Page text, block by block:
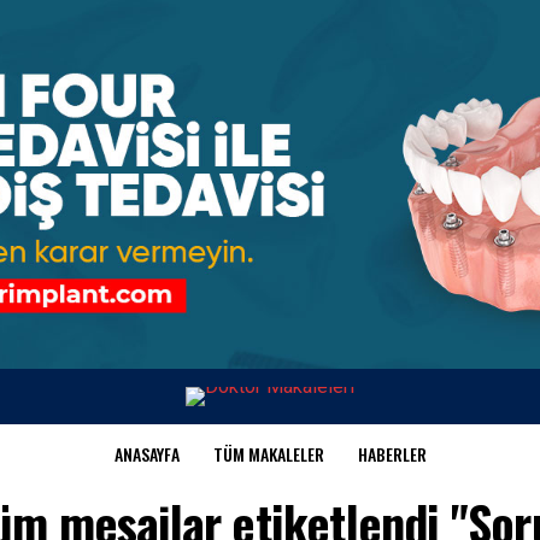
ANASAYFA TÜM MAKALELER HABERLER
mesajlar etiketlendi